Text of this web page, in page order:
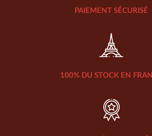
PAIEMENT SÉCURISÉ
100% DU STOCK EN